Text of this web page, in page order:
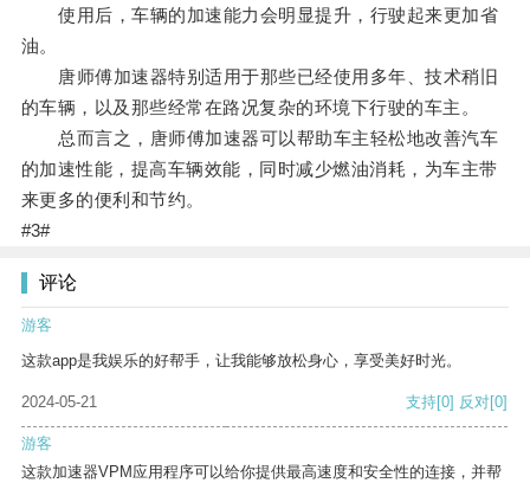
使用后，车辆的加速能力会明显提升，行驶起来更加省
油。
唐师傅加速器特别适用于那些已经使用多年、技术稍旧
的车辆，以及那些经常在路况复杂的环境下行驶的车主。
总而言之，唐师傅加速器可以帮助车主轻松地改善汽车
的加速性能，提高车辆效能，同时减少燃油消耗，为车主带
来更多的便利和节约。
#3#
评论
游客
这款app是我娱乐的好帮手，让我能够放松身心，享受美好时光。
2024-05-21 支持[0] 反对[0]
游客
这款加速器VPM应用程序可以给你提供最高速度和安全性的连接，并帮